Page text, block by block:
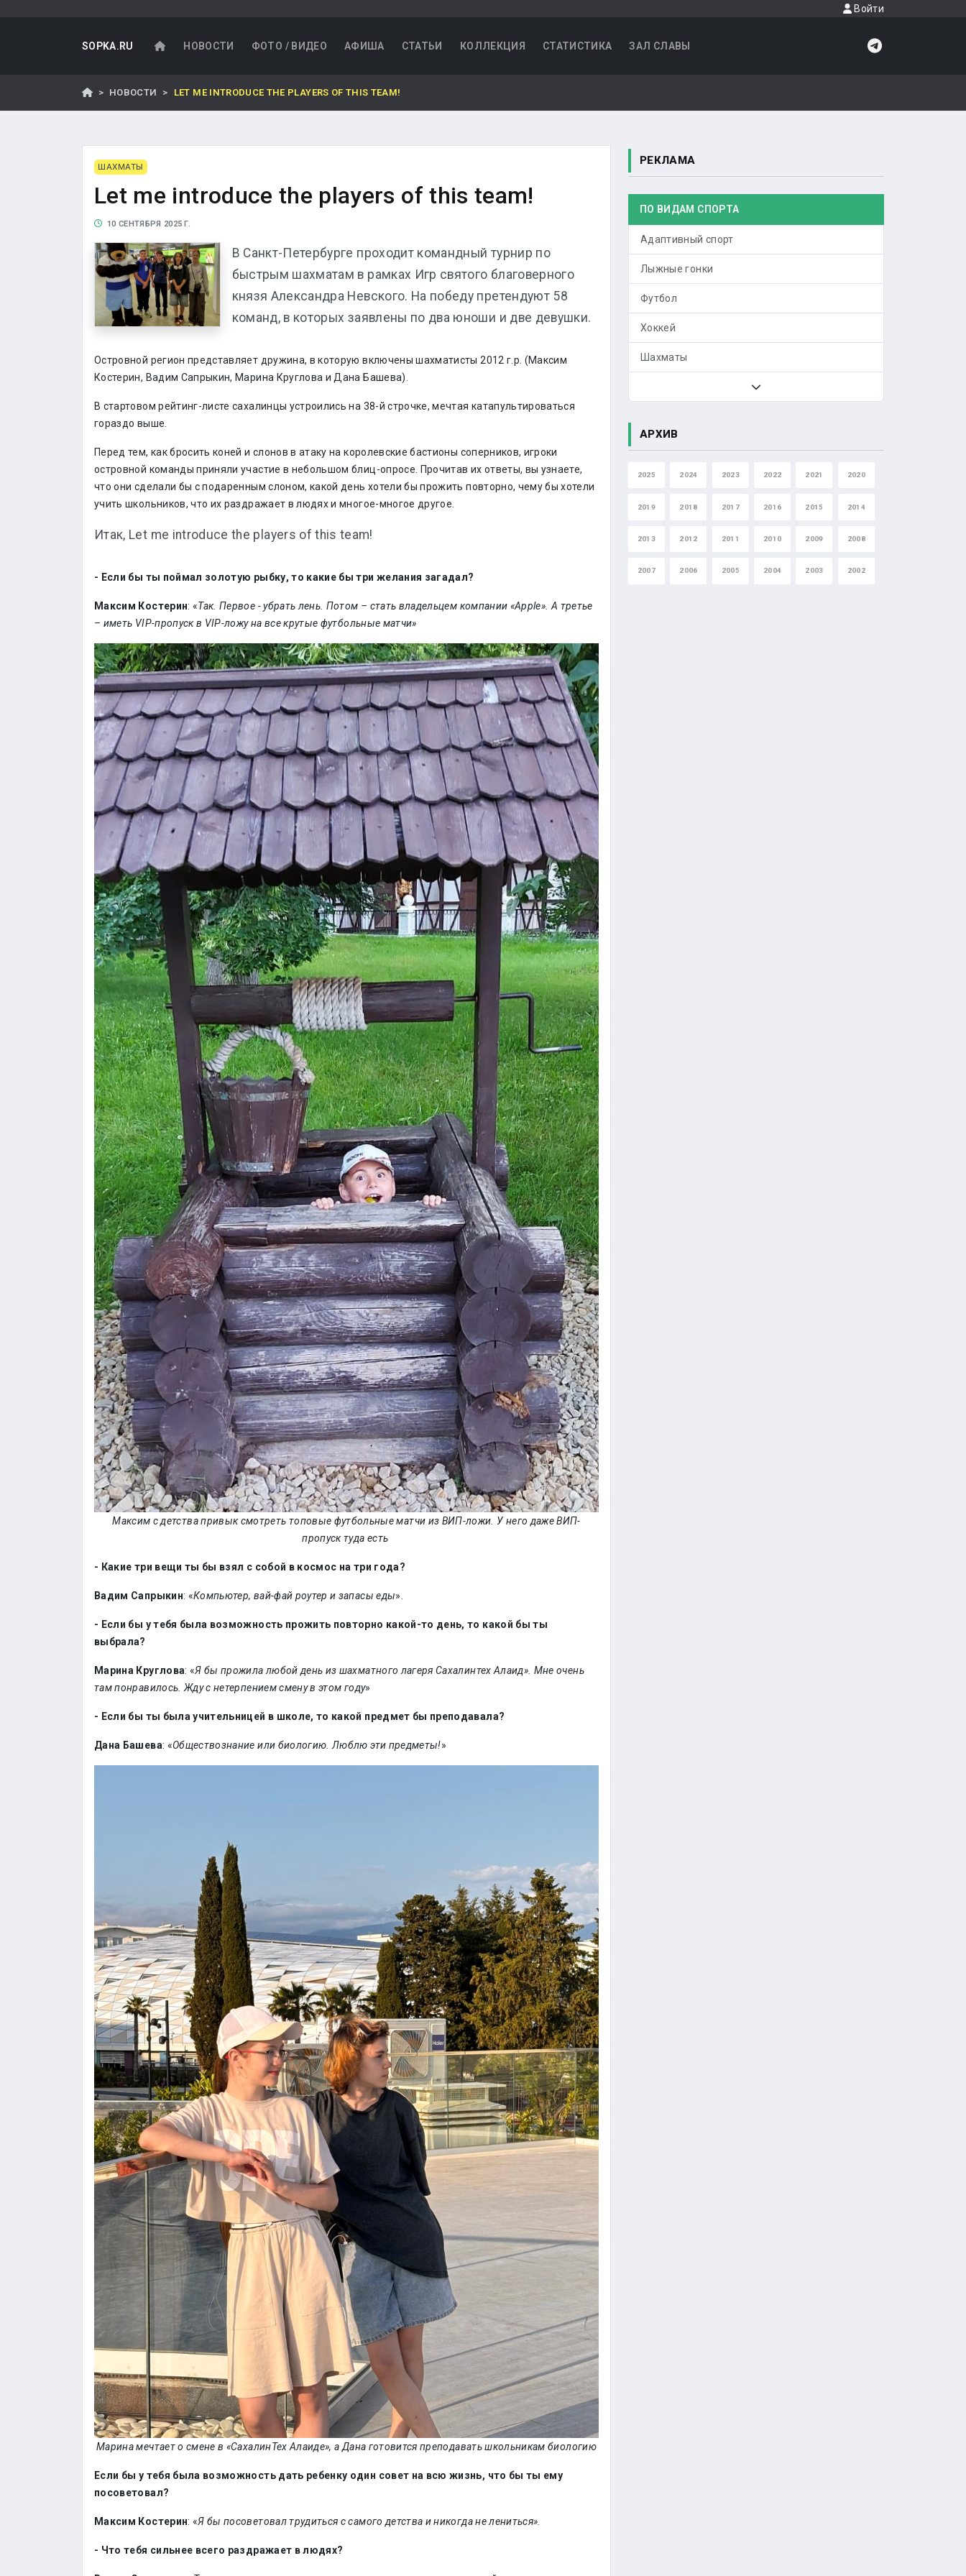
Войти
SOPKA.RU НОВОСТИ ФОТО / ВИДЕО АФИША СТАТЬИ КОЛЛЕКЦИЯ СТАТИСТИКА ЗАЛ СЛАВЫ
НОВОСТИ LET ME INTRODUCE THE PLAYERS OF THIS TEAM!
ШАХМАТЫ
Let me introduce the players of this team!
10 СЕНТЯБРЯ 2025 Г.
В Санкт-Петербурге проходит командный турнир по
быстрым шахматам в рамках Игр святого благоверного
князя Александра Невского. На победу претендуют 58
команд, в которых заявлены по два юноши и две девушки.
Островной регион представляет дружина, в которую включены шахматисты 2012 г.р. (Максим
Костерин, Вадим Сапрыкин, Марина Круглова и Дана Башева).
В стартовом рейтинг-листе сахалинцы устроились на 38-й строчке, мечтая катапультироваться
гораздо выше.
Перед тем, как бросить коней и слонов в атаку на королевские бастионы соперников, игроки
островной команды приняли участие в небольшом блиц-опросе. Прочитав их ответы, вы узнаете,
что они сделали бы с подаренным слоном, какой день хотели бы прожить повторно, чему бы хотели
учить школьников, что их раздражает в людях и многое-многое другое.
Итак, Let me introduce the players of this team!
- Если бы ты поймал золотую рыбку, то какие бы три желания загадал?
Максим Костерин: «Так. Первое - убрать лень. Потом – стать владельцем компании «Apple». А третье
– иметь VIP-пропуск в VIP-ложу на все крутые футбольные матчи»
Максим с детства привык смотреть топовые футбольные матчи из ВИП-ложи. У него даже ВИП-
пропуск туда есть
- Какие три вещи ты бы взял с собой в космос на три года?
Вадим Сапрыкин: «Компьютер, вай-фай роутер и запасы еды».
- Если бы у тебя была возможность прожить повторно какой-то день, то какой бы ты
выбрала?
Марина Круглова: «Я бы прожила любой день из шахматного лагеря Сахалинтех Алаид». Мне очень
там понравилось. Жду с нетерпением смену в этом году»
- Если бы ты была учительницей в школе, то какой предмет бы преподавала?
Дана Башева: «Обществознание или биологию. Люблю эти предметы!»
Марина мечтает о смене в «СахалинТех Алаиде», а Дана готовится преподавать школьникам биологию
Если бы у тебя была возможность дать ребенку один совет на всю жизнь, что бы ты ему
посоветовал?
Максим Костерин: «Я бы посоветовал трудиться с самого детства и никогда не лениться».
- Что тебя сильнее всего раздражает в людях?
РЕКЛАМА
ПО ВИДАМ СПОРТА
Адаптивный спорт
Лыжные гонки
Футбол
Хоккей
Шахматы
АРХИВ
2025 2024 2023 2022 2021 2020
2019 2018 2017 2016 2015 2014
2013 2012 2011 2010 2009 2008
2007 2006 2005 2004 2003 2002